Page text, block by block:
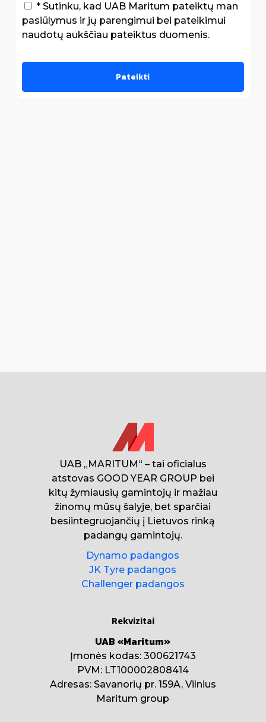
* Sutinku, kad UAB Maritum pateiktų man
pasiūlymus ir jų parengimui bei pateikimui
naudotų aukščiau pateiktus duomenis.
UAB „MARITUM“ – tai oficialus
atstovas GOOD YEAR GROUP bei
kitų žymiausių gamintojų ir mažiau
žinomų mūsų šalyje, bet sparčiai
besiintegruojančių į Lietuvos rinką
padangų gamintojų.
Dynamo padangos
JK Tyre padangos
Challenger padangos
Rekvizitai
UAB «Maritum»
Įmonės kodas: 300621743
PVM: LT100002808414
Adresas: Savanorių pr. 159A, Vilnius
Maritum group